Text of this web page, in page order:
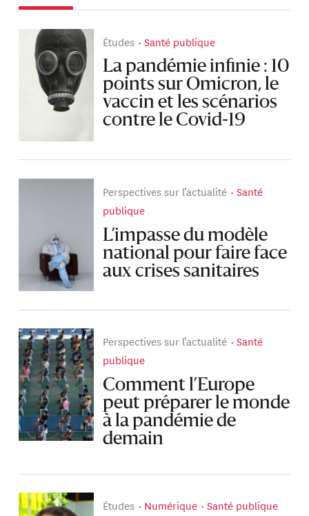
Études Santé publique
La pandémie infinie : 10
points sur Omicron, le
vaccin et les scénarios
contre le Covid-19
Perspectives sur l’actualité
Santé
publique
L’impasse du modèle
national pour faire face
aux crises sanitaires
Perspectives sur l’actualité
Santé
publique
Comment l’Europe
peut préparer le monde
à la pandémie de
demain
Études Numérique Santé publique